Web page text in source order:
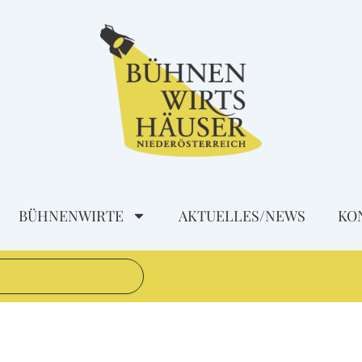
BÜHNENWIRTE AKTUELLES/NEWS